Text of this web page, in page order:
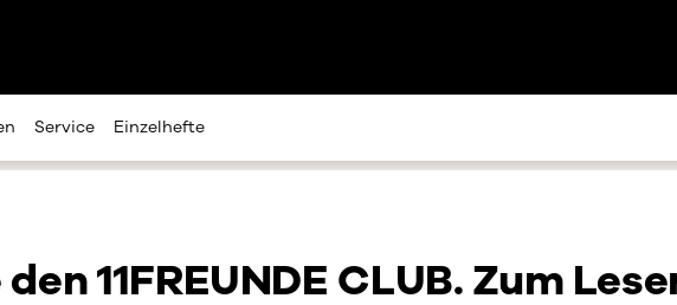
Service Einzelhefte
11FREUNDE CLUB. Zum